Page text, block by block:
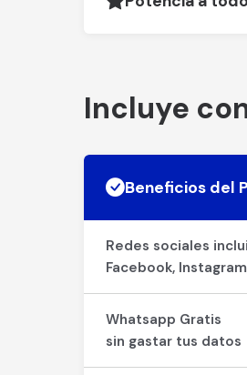
Incluye
Beneficios del
Redes sociales
Facebook,
Whatsapp Gratis
sin gastar tus datos